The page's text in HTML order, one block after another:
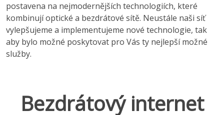
postavena na nejmodernějších technologiích, které
kombinují optické a bezdrátové sítě. Neustále naši síť
vylepšujeme a implementujeme nové technologie, tak
aby bylo možné poskytovat pro Vás ty nejlepší možné
služby.
Bezdrátový internet